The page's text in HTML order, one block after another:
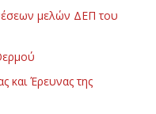
μελών ΔΕΠ του
και Έρευνας της